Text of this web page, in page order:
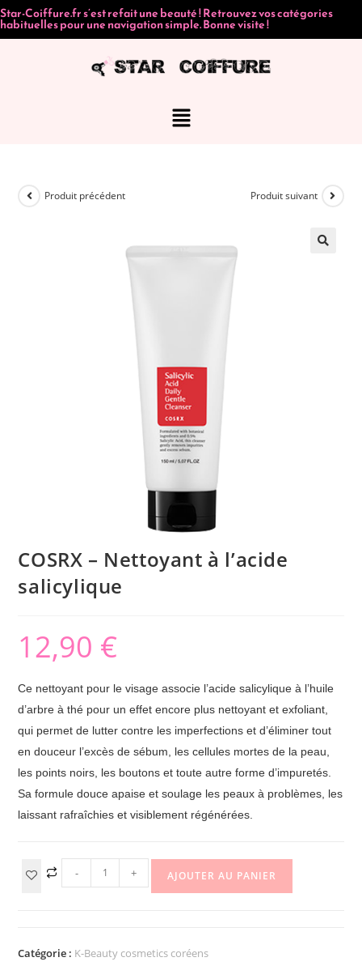
Star-Coiffure.fr s’est refait une beauté ! Retrouvez vos catégories
habituelles pour une navigation simple. Bonne visite !
Produit précédent Produit suivant
COSRX – Nettoyant à l’acide
salicylique
12,90 €
Ce nettoyant pour le visage associe l’acide salicylique à l’huile
d’arbre à thé pour un effet encore plus nettoyant et exfoliant,
qui permet de lutter contre les imperfections et d’éliminer tout
en douceur l’excès de sébum, les cellules mortes de la peau,
les points noirs, les boutons et toute autre forme d’impuretés.
Sa formule douce apaise et soulage les peaux à problèmes, les
laissant rafraîchies et visiblement régénérées.
- + AJOUTER AU PANIER
Catégorie : K-Beauty cosmetics coréens